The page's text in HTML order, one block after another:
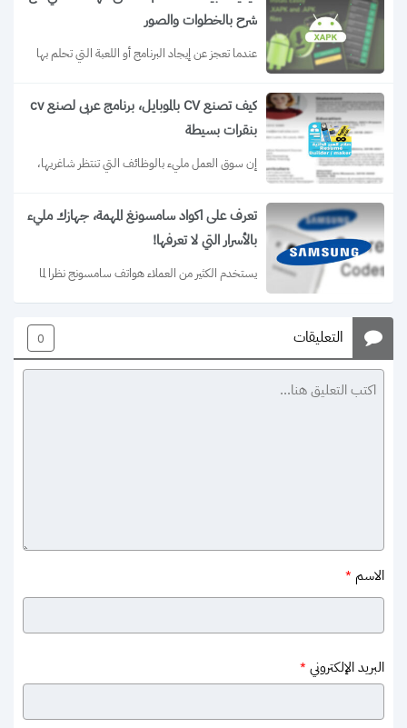
شرح بالخطوات والصور
كيف تصنع CV بالموبايل، برنامج عربى لصنع cv
بنقرات بسيطة
تعرف على اكواد سامسونغ المهمة، جهازك مليء
بالأسرار التي لا تعرفها!
التعليقات 0
الاسم *
البريد الإلكتروني *